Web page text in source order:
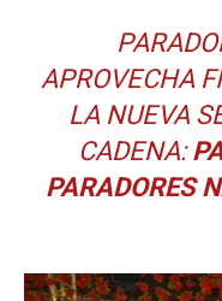
APROVECHA
LA NUEVA
CADENA:
PARADORES